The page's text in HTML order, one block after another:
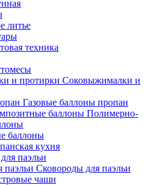
литье
техника
Соковыжималки и
Газовые баллоны пропан
Полимерно-
баллоны
кухня
паэльи
Сковороды для паэльи
чаши